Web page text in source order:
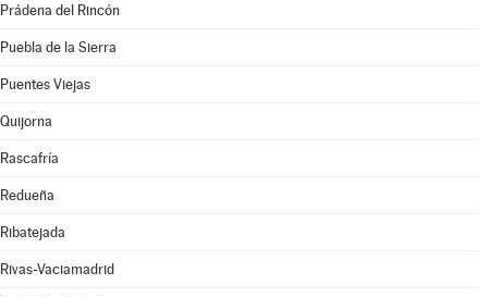
Prádena del Rincón
Puebla de la Sierra
Puentes Viejas
Quijorna
Rascafría
Redueña
Ribatejada
Rivas-Vaciamadrid